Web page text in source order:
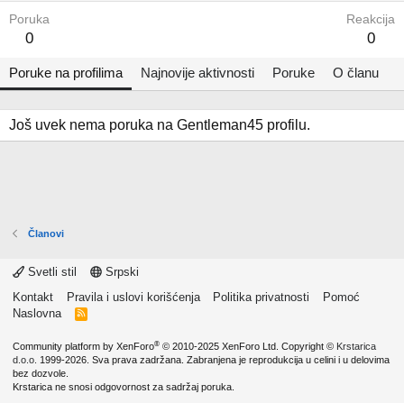
Poruka
0
Reakcija
0
Poruke na profilima Najnovije aktivnosti Poruke O članu
Još uvek nema poruka na Gentleman45 profilu.
Članovi
Svetli stil
Srpski
Kontakt
Pravila i uslovi korišćenja Politika privatnosti
Pomoć
Naslovna
R
Community platform by XenForo® © 2010-2025 XenForo Ltd. Copyright © Krstarica
d.o.o. 1999-2026. Sva prava zadržana. Zabranjena je reprodukcija u celini i u delovima
bez dozvole.
Krstarica ne snosi odgovornost za sadržaj poruka.